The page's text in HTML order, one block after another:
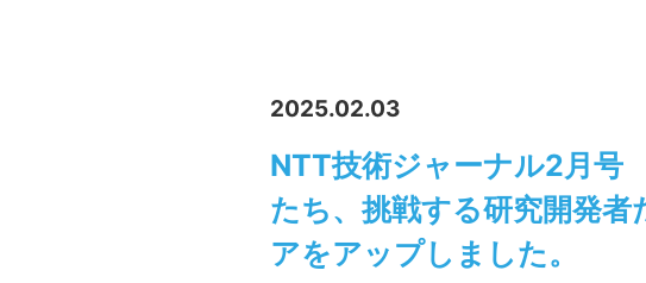
2025.02.03
NTT技術ジャーナル2月号
たち、挑戦する研究開発
アをアップしました。